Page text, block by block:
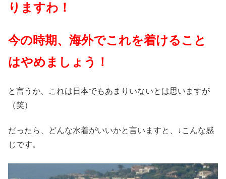
りますわ！
今の時期、海外でこれを着けること
はやめましょう！
と言うか、これは日本でもあまりいないとは思いますが
（笑）
だったら、どんな水着がいいかと言いますと、↓こんな感
じです。